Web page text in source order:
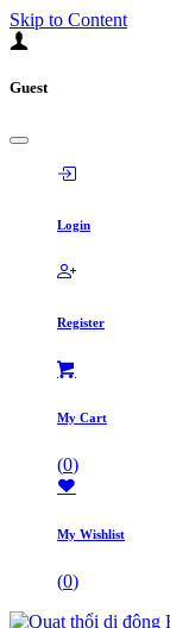
Skip to Content
Guest
Login
Register
My Cart
(0)
My Wishlist
(0)